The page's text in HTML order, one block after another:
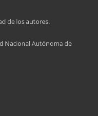
de los autores.
Nacional Autónoma de